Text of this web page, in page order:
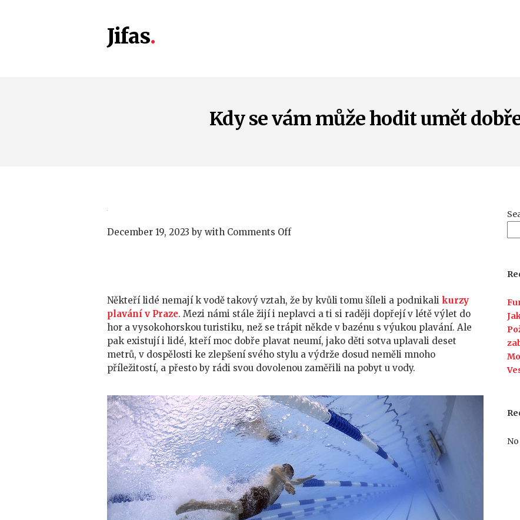
Jifas
Kdy se vám může hodit umět
December 19, 2023 by with Comments Offon
hodit
umět
dobře
plavat
Někteří lidé nemají k vodě takový vztah, že by kvůli tomu šíleli a podnikali kurzy
plavání v Praze. Mezi námi stále žijí i neplavci a ti si raději dopřejí v létě výlet do
hor a vysokohorskou turistiku, než se trápit někde v bazénu s výukou plavání. Ale
pak existují i lidé, kteří moc dobře plavat neumí, jako děti sotva uplavali deset
metrů, v dospělosti ke zlepšení svého stylu a výdrže dosud neměli mnoho
příležitostí, a přesto by rádi svou dovolenou zaměřili na pobyt u vody.